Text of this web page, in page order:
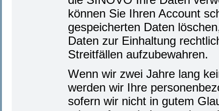
können Sie Ihren Account
gespeicherten Daten
Daten zur Einhaltung
Streitfällen aufzubewahren.
Wenn wir zwei Jahre lang
werden wir Ihre
sofern wir nicht in gutem